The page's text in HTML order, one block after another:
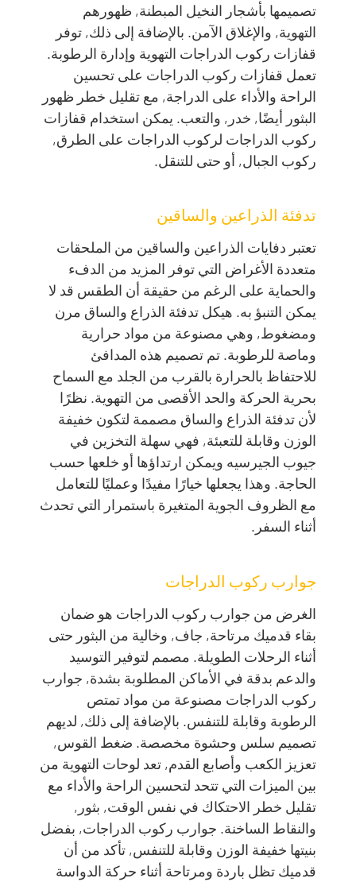
تصميمها بأشجار النخيل المبطنة, ظهورهم
التهوية, والإغلاق الآمن. بالإضافة إلى ذلك, توفر
قفازات ركوب الدراجات التهوية وإدارة الرطوبة.
تعمل قفازات ركوب الدراجات على تحسين
الراحة والأداء على الدراجة, مع تقليل خطر ظهور
البثور أيضًا, خدر, والتعب. يمكن استخدام قفازات
ركوب الدراجات لركوب الدراجات على الطرق,
ركوب الجبال, أو حتى للتنقل.
تدفئة الذراعين والساقين
تعتبر دفايات الذراعين والساقين من الملحقات
متعددة الأغراض التي توفر المزيد من الدفء
والحماية على الرغم من حقيقة أن الطقس قد لا
يمكن التنبؤ به. هيكل تدفئة الذراع والساق مرن
ومضغوط, وهي مصنوعة من مواد حرارية
وماصة للرطوبة. تم تصميم هذه المدافئ
للاحتفاظ بالحرارة بالقرب من الجلد مع السماح
بحرية الحركة والحد الأقصى من التهوية. نظرًا
لأن تدفئة الذراع والساق مصممة لتكون خفيفة
الوزن وقابلة للتعبئة, فهي سهلة التخزين في
جيوب الجيرسيه ويمكن ارتداؤها أو خلعها حسب
الحاجة. وهذا يجعلها خيارًا مفيدًا وعمليًا للتعامل
مع الظروف الجوية المتغيرة باستمرار التي تحدث
أثناء السفر.
جوارب ركوب الدراجات
الغرض من جوارب ركوب الدراجات هو ضمان
بقاء قدميك مرتاحة, جاف, وخالية من البثور حتى
أثناء الرحلات الطويلة. مصمم لتوفير التوسيد
والدعم بدقة في الأماكن المطلوبة بشدة, جوارب
ركوب الدراجات مصنوعة من مواد تمتص
الرطوبة وقابلة للتنفس. بالإضافة إلى ذلك, لديهم
تصميم سلس وحشوة مخصصة. ضغط القوس,
تعزيز الكعب وأصابع القدم, تعد لوحات التهوية من
بين الميزات التي تتحد لتحسين الراحة والأداء مع
تقليل خطر الاحتكاك في نفس الوقت, بثور,
والنقاط الساخنة. جوارب ركوب الدراجات, بفضل
بنيتها خفيفة الوزن وقابلة للتنفس, تأكد من أن
قدميك تظل باردة ومرتاحة أثناء حركة الدواسة